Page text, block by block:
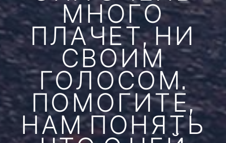
МНОГО
ПЛАЧЕТ, НИ
СВОИМ
ГОЛОСОМ.
ПОМОГИТЕ,
НАМ ПОНЯТЬ